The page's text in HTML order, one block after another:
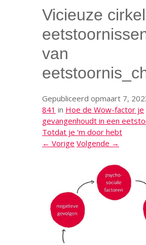
Vicieuze
van
Gepubliceerd opmaart 7,
841 in Hoe de Wow-factor je
gevangenhoudt in een
Totdat je ‘m door hebt
← Vorige Volgende →